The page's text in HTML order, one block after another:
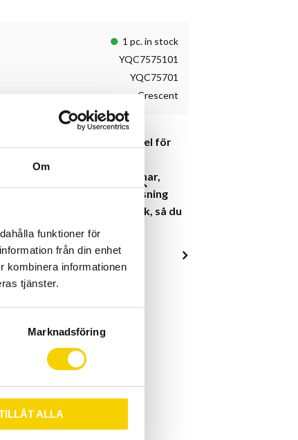
Om
funktioner för
från din enhet
kombinera informationen
tjänster.
Marknadsföring
ALLA
1 pc. in stock
YQC7575101
YQC75701
Crescent
komplett och pålitlig damcykel för
rikligt utrustad: skärmar,
navgenerator med belysning
både fram och bak, så du
på några sekunder.
7, klickreglage